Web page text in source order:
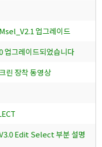
업그레이드
그레이드되었습니다
린 장착 동영상
Edit Select 부분 설명